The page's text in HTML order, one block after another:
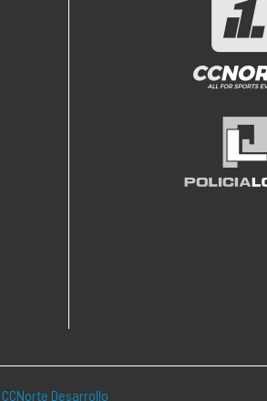
CCNorte Desarrollo